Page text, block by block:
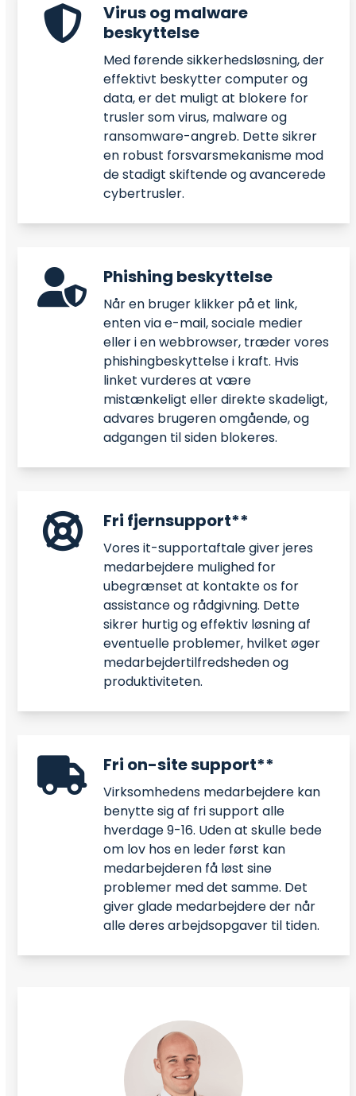
Virus og malware
beskyttelse
Med førende sikkerhedsløsning, der
effektivt beskytter computer og
data, er det muligt at blokere for
trusler som virus, malware og
ransomware-angreb. Dette sikrer
en robust forsvarsmekanisme mod
de stadigt skiftende og avancerede
cybertrusler.
Phishing beskyttelse
Når en bruger klikker på et link,
enten via e-mail, sociale medier
eller i en webbrowser, træder vores
phishingbeskyttelse i kraft. Hvis
linket vurderes at være
mistænkeligt eller direkte skadeligt,
advares brugeren omgående, og
adgangen til siden blokeres.
Fri fjernsupport**
Vores it-supportaftale giver jeres
medarbejdere mulighed for
ubegrænset at kontakte os for
assistance og rådgivning. Dette
sikrer hurtig og effektiv løsning af
eventuelle problemer, hvilket øger
medarbejdertilfredsheden og
produktiviteten.
Fri on-site support**
Virksomhedens medarbejdere kan
benytte sig af fri support alle
hverdage 9-16. Uden at skulle bede
om lov hos en leder først kan
medarbejderen få løst sine
problemer med det samme. Det
giver glade medarbejdere der når
alle deres arbejdsopgaver til tiden.